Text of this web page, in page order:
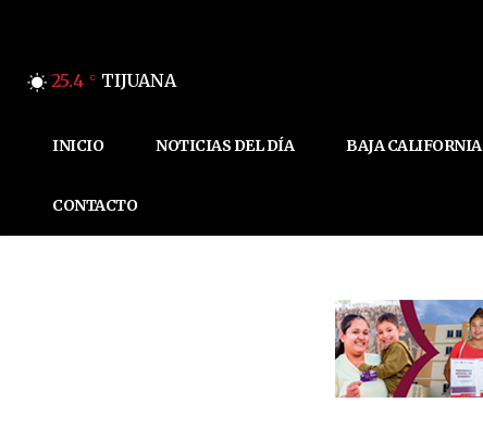
25.4 C TIJUANA
INICIO NOTICIAS DEL DÍA BAJA CALIFORNIA
CONTACTO